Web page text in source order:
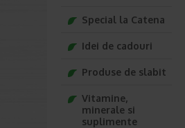
Special la Catena
Idei de cadouri
Produse de slabit
Vitamine,
minerale si
suplimente